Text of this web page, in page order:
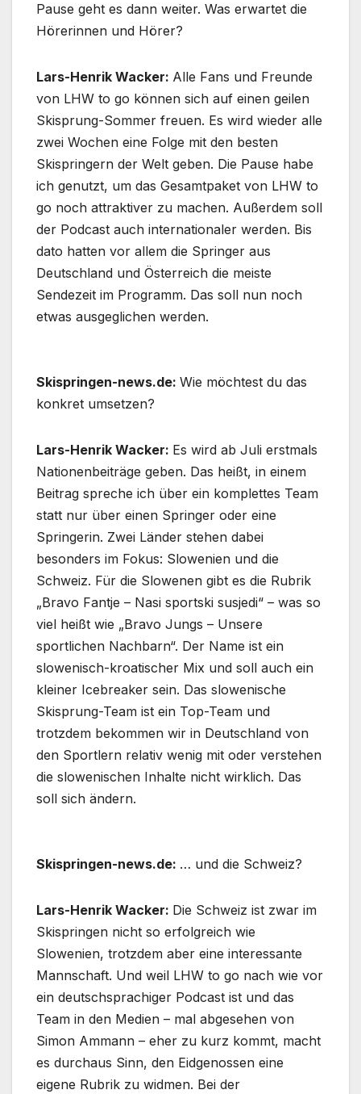
Pause geht es dann weiter. Was erwartet die
Hörerinnen und Hörer?
Lars-Henrik Wacker: Alle Fans und Freunde
von LHW to go können sich auf einen geilen
Skisprung-Sommer freuen. Es wird wieder alle
zwei Wochen eine Folge mit den besten
Skispringern der Welt geben. Die Pause habe
ich genutzt, um das Gesamtpaket von LHW to
go noch attraktiver zu machen. Außerdem soll
der Podcast auch internationaler werden. Bis
dato hatten vor allem die Springer aus
Deutschland und Österreich die meiste
Sendezeit im Programm. Das soll nun noch
etwas ausgeglichen werden.
Skispringen-news.de: Wie möchtest du das
konkret umsetzen?
Lars-Henrik Wacker: Es wird ab Juli erstmals
Nationenbeiträge geben. Das heißt, in einem
Beitrag spreche ich über ein komplettes Team
statt nur über einen Springer oder eine
Springerin. Zwei Länder stehen dabei
besonders im Fokus: Slowenien und die
Schweiz. Für die Slowenen gibt es die Rubrik
„Bravo Fantje – Nasi sportski susjedi“ – was so
viel heißt wie „Bravo Jungs – Unsere
sportlichen Nachbarn“. Der Name ist ein
slowenisch-kroatischer Mix und soll auch ein
kleiner Icebreaker sein. Das slowenische
Skisprung-Team ist ein Top-Team und
trotzdem bekommen wir in Deutschland von
den Sportlern relativ wenig mit oder verstehen
die slowenischen Inhalte nicht wirklich. Das
soll sich ändern.
Skispringen-news.de: … und die Schweiz?
Lars-Henrik Wacker: Die Schweiz ist zwar im
Skispringen nicht so erfolgreich wie
Slowenien, trotzdem aber eine interessante
Mannschaft. Und weil LHW to go nach wie vor
ein deutschsprachiger Podcast ist und das
Team in den Medien – mal abgesehen von
Simon Ammann – eher zu kurz kommt, macht
es durchaus Sinn, den Eidgenossen eine
eigene Rubrik zu widmen. Bei der